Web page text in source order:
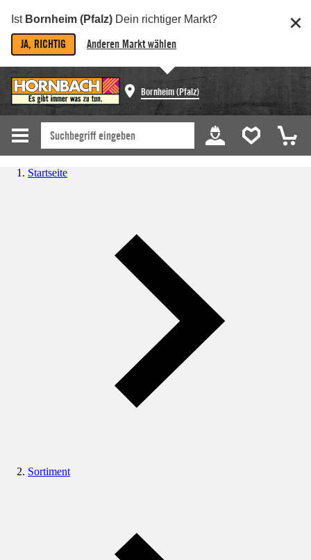
Ist Bornheim (Pfalz) Dein richtiger Markt?
JA, RICHTIG Anderen Markt wählen
Bornheim (Pfalz)
Startseite
Sortiment